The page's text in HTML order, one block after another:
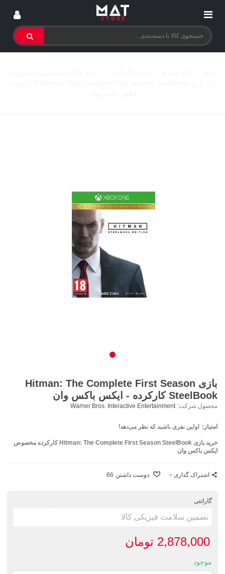
بازی Hitman: The Complete First Season
SteelBook کارکرده - ایکس باکس وان
محصول شرکت: Warner Bros. Interactive Entertainment
امتیاز: اولین نفری باشید که نظر می‌دهد!
خرید بازی Hitman: The Complete First Season SteelBook کارکرده مخصوص
ایکس باکس وان
اشتراک گذاری دوست داشتن 66
گارانتی
2,878,000 تومان
موجود